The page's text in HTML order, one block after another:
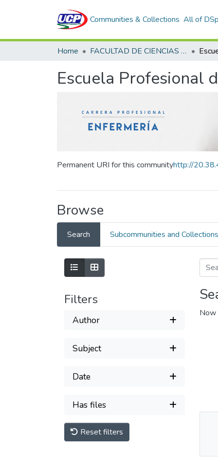
Communities & Collections All of
Home FACULTAD DE CIENCIAS DE LA SALUD
Escuela Profesional
Permanent URI for this communityhttp://
Browse
Search Subcommunities and Collections
Filters
Author
Subject
Date
Has files
Reset filters
Now